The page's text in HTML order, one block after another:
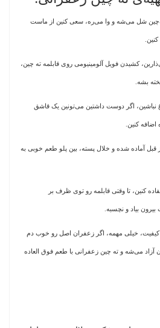
ته‌چین شل می‌شه و وا می‌ره، سعی کنین از ماست
کشیدن فویل آلومینیومی روی قابلمه ته چین،
بشه.
اگر دوست داشتین می‌تونین یک قاشق
کنین.
آماده شده و خلال پسته، بین پلو طعم خوبی به
کنین، تا وقتی قابلمه رو توی ظرف بر
بیاد و نچسبه.
کیفیت، خیلی مهمه، اگر زعفران اصل رو خوب دم
می‌شه و ته چین زعفرانی با طعم فوق العاده